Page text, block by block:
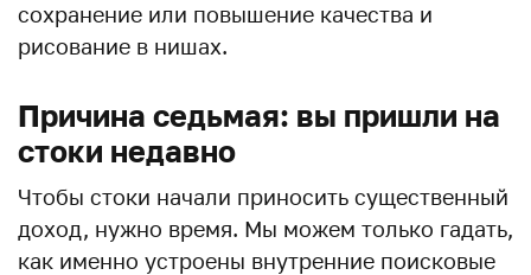
сохранение или повышение качества и
рисование в нишах.
Причина седьмая: вы пришли на
стоки недавно
Чтобы стоки начали приносить существенный
доход, нужно время. Мы можем только гадать,
как именно устроены внутренние поисковые